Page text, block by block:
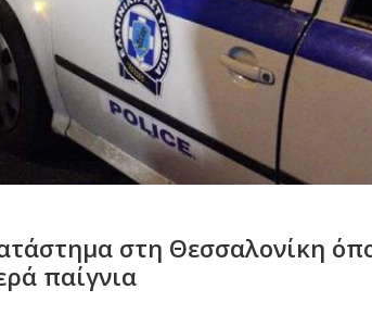
στη Θεσσαλονίκη
παίγνια